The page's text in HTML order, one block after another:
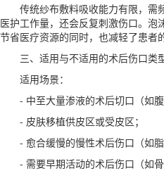
传统纱布敷料吸收能力有限，需
医护工作量，还会反复刺激伤口。泡
节省医疗资源的同时，也减轻了患者
三、适用与不适用的术后伤口类
适用场景：
- 中至大量渗液的术后切口（如
- 皮肤移植供皮区或受皮区；
- 愈合缓慢的慢性术后伤口（如脂
- 需要早期活动的术后伤口（如骨